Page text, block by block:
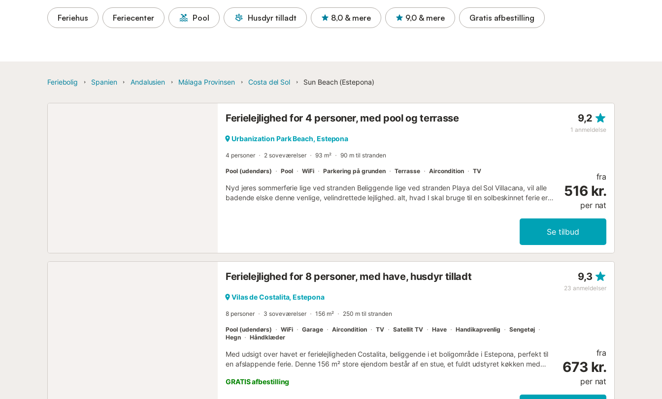
Feriehus Feriecenter Pool Husdyr tilladt 8,0 & mere 9,0 & mere Gratis afbestilling
Feriebolig Spanien Andalusien Málaga Provinsen Costa del Sol Sun Beach (Estepona)
Ferielejlighed for 4 personer, med pool og terrasse 9,2
1 anmeldelse
Urbanization Park Beach, Estepona
4 personer 2 soveværelser 93 m² 90 m til stranden
Pool (udendørs) Pool WiFi Parkering på grunden Terrasse Aircondition TV
Nyd jeres sommerferie lige ved stranden Beliggende lige ved stranden Playa del Sol Villacana, vil alle
badende elske denne venlige, velindrettede lejlighed. alt, hvad I skal bruge til en solbeskinnet ferie er
mad i det store, veludstyrede køkken. Prøv at fremtrylle andalusiske specialiteter. På den åbne terrasse
kan I nyde kolde drinks under parasollen om eftermiddagen og senere sludre med et glas vin under den
sorte sydlige nattehimmel. Plads rundt i den fælles udendørs pool eller svøm i det skønne Middelhav. I
kan også besøge en af restauranterne og nippe til sangria og nyde paella. Besøg den maleriske by
fra
516 kr.
per nat
Se tilbud
Ferielejlighed for 8 personer, med have, husdyr tilladt 9,3
23 anmeldelser
Vilas de Costalita, Estepona
8 personer 3 soveværelser 156 m² 250 m til stranden
Pool (udendørs) WiFi Garage Aircondition TV Satellit TV Have Handikapvenlig
Sengetøj
Hegn
Håndklæder
Med udsigt over havet er ferielejligheden Costalita, beliggende i et boligområde i Estepona, perfekt til
en afslappende ferie. Denne 156 m² store ejendom består af en stue, et fuldt udstyret køkken med
faciliteter inkluderer højhastigheds-Wi-Fi med et dedikeret arbejdsområde til hjemmekontor,
centraliseret aircondition/varme i hele lejligheden, en vaskemaskine, en tørretumbler samt satellit-tv
GRATIS afbestilling
fra
673 kr.
per nat